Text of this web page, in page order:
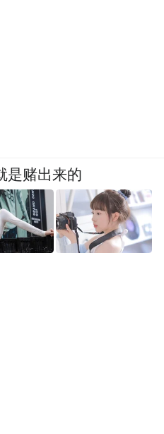
是赌出来的